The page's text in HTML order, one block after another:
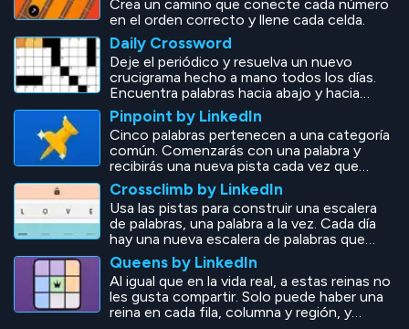
Crea un camino que conecte cada número
en el orden correcto y llene cada celda.
Daily Crossword
Deje el periódico y resuelva un nuevo
crucigrama hecho a mano todos los días.
Encuentra palabras hacia abajo y hacia
afuera en este clásico juego de adivinar
palabras.
Pinpoint by LinkedIn
Cinco palabras pertenecen a una categoría
común. Comenzarás con una palabra y
recibirás una nueva pista cada vez que
adivines incorrectamente. ¿Puedes
descifrarla antes de usar todas tus
suposiciones?
Crossclimb by LinkedIn
Usa las pistas para construir una escalera
de palabras, una palabra a la vez. Cada día
hay una nueva escalera de palabras que
escalar.
Queens by LinkedIn
Al igual que en la vida real, a estas reinas no
les gusta compartir. Solo puede haber una
reina en cada fila, columna y región, y